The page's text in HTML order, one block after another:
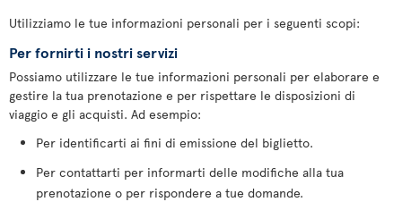
Utilizziamo le tue informazioni personali per i seguenti scopi:
Per fornirti i nostri servizi
Possiamo utilizzare le tue informazioni personali per elaborare e
gestire la tua prenotazione e per rispettare le disposizioni di
viaggio e gli acquisti. Ad esempio:
Per identificarti ai fini di emissione del biglietto.
Per contattarti per informarti delle modifiche alla tua
prenotazione o per rispondere a tue domande.